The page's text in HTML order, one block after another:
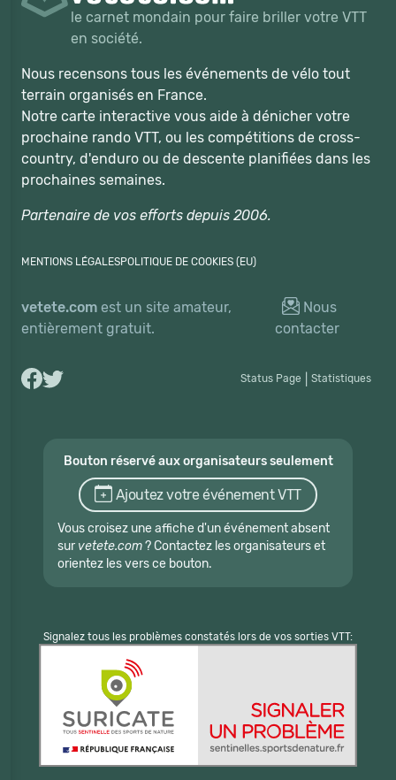
le carnet mondain pour faire briller votre VTT
en société.
Nous recensons tous les événements de vélo tout
terrain organisés en France.
Notre carte interactive vous aide à dénicher votre
prochaine rando VTT, ou les compétitions de cross-
country, d'enduro ou de descente planifiées dans les
prochaines semaines.
Partenaire de vos efforts depuis 2006.
MENTIONS LÉGALESPOLITIQUE DE COOKIES (EU)
vetete.com est un site amateur,
entièrement gratuit.
Nous
contacter
Status Page Statistiques
Bouton réservé aux organisateurs seulement
Ajoutez votre événement VTT
Vous croisez une affiche d'un événement absent
sur vetete.com? Contactez les organisateurs et
orientez les vers ce bouton.
Signalez tous les problèmes constatés lors de vos sorties VTT: